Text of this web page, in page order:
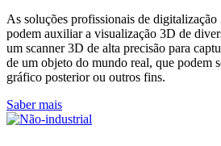
As soluções profissionais de
podem auxiliar a visualização 3D de
um scanner 3D de alta precisão para
de um objeto do mundo real, que podem
gráfico posterior ou outros fins.
Saber mais